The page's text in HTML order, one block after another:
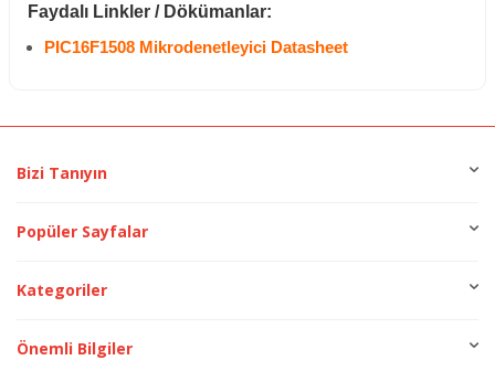
Faydalı Linkler / Dökümanlar:
PIC16F1508 Mikrodenetleyici Datasheet
Bizi Tanıyın
Popüler Sayfalar
Kategoriler
Önemli Bilgiler